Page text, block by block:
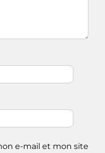
e-mail et mon site